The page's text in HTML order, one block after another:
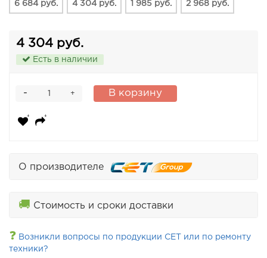
6 684 руб. 4 304 руб. 1 985 руб. 2 968 руб.
4 304 руб.
Есть в наличии
+
- В корзину
О производителе
🚚 Стоимость и сроки доставки
❓ Возникли вопросы по продукции CET или по ремонту
техники?